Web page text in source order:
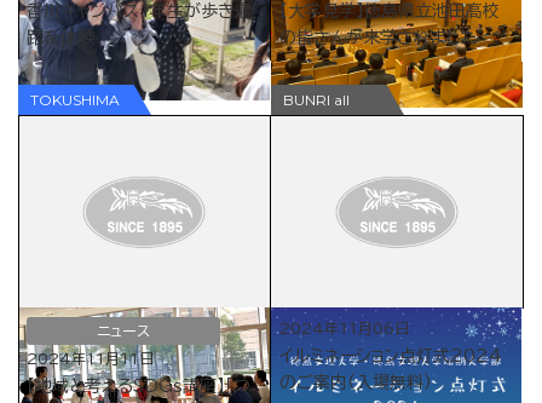
香川キャンパス1年生が歩き遍
路を体験
【大学見学】徳島県立池田高校
の皆さんが来学されました
ニュース
2024年11月11日
【地域と考えるSDGs講座】「つ
2024年11月06日
イルミネーション点灯式2024
のご案内（入場無料）